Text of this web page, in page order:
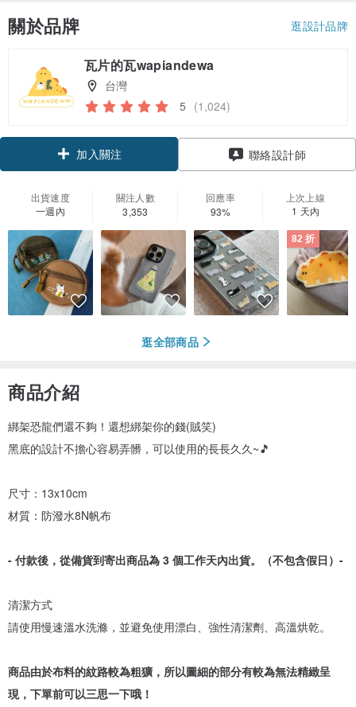
關於品牌 逛設計品牌
瓦片的瓦wapiandewa
台灣
5 (1,024)
加入關注 聯絡設計師
出貨速度
一週內
關注人數
3,353
回應率
93%
上次上線
1 天內
82 折
逛全部商品
商品介紹
綁架恐龍們還不夠！還想綁架你的錢(賊笑)
黑底的設計不擔心容易弄髒，可以使用的長長久久~🎵
尺寸：13x10cm
材質：防潑水8N帆布
- 付款後，從備貨到寄出商品為 3 個工作天內出貨。（不包含假日）-
清潔方式
請使用慢速溫水洗滌，並避免使用漂白、強性清潔劑、高溫烘乾。
商品由於布料的紋路較為粗獷，所以圖細的部分有較為無法精緻呈
現，下單前可以三思一下哦！